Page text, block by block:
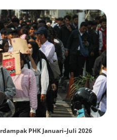
PHK Januari–Juli 2026